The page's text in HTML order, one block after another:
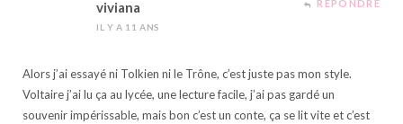
viviana
IL Y A 11 ANS
RÉPONDRE
Alors j’ai essayé ni Tolkien ni le Trône, c’est juste pas mon style.
Voltaire j’ai lu ça au lycée, une lecture facile, j’ai pas gardé un
souvenir impérissable, mais bon c’est un conte, ça se lit vite et c’est